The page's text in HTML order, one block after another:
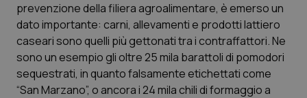
Friuli Venezia Giulia
Lazio
Liguria
Dermatite Atopica
Diabete & glucometri
Disturbi dell’umore
prevenzione della filiera agroalimentare, è emerso un
dato importante: carni, allevamenti e prodotti lattiero
caseari sono quelli più gettonati tra i contraffattori. Ne
sono un esempio gli oltre 25 mila barattoli di pomodori
sequestrati, in quanto falsamente etichettati come
“San Marzano”, o ancora i 24 mila chili di formaggio a